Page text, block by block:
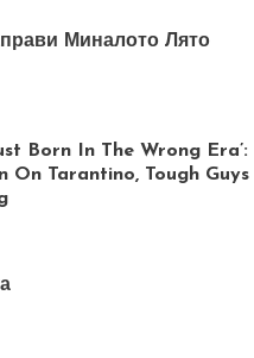
Миналото Лято
Born In The Wrong Era’:
On Tarantino, Tough Guys